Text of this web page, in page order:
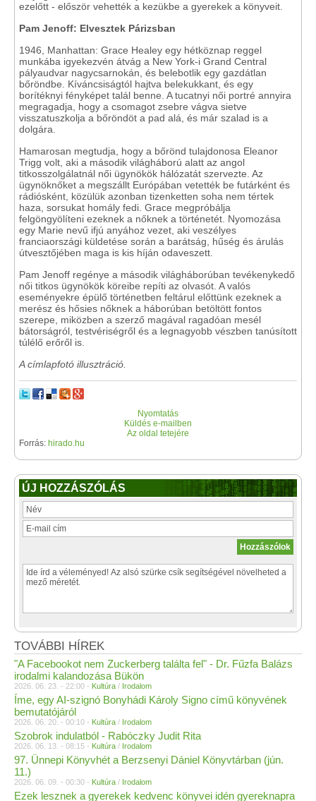
ezelőtt - először vehették a kezükbe a gyerekek a könyveit.
Pam Jenoff: Elvesztek Párizsban
1946, Manhattan: Grace Healey egy hétköznap reggel
munkába igyekezvén átvág a New York-i Grand Central
pályaudvar nagycsarnokán, és belebotlik egy gazdátlan
bőröndbe. Kíváncsiságtól hajtva belekukkant, és egy
borítéknyi fényképet talál benne. A tucatnyi női portré annyira
megragadja, hogy a csomagot zsebre vágva sietve
visszatuszkolja a bőröndöt a pad alá, és már szalad is a
dolgára.
Hamarosan megtudja, hogy a bőrönd tulajdonosa Eleanor
Trigg volt, aki a második világháború alatt az angol
titkosszolgálatnál női ügynökök hálózatát szervezte. Az
ügynöknőket a megszállt Európában vetették be futárként és
rádiósként, közülük azonban tizenketten soha nem tértek
haza, sorsukat homály fedi. Grace megpróbálja
felgöngyölíteni ezeknek a nőknek a történetét. Nyomozása
egy Marie nevű ifjú anyához vezet, aki veszélyes
franciaországi küldetése során a barátság, hűség és árulás
útvesztőjében maga is kis híján odaveszett.
Pam Jenoff regénye a második világháborúban tevékenykedő
női titkos ügynökök köreibe repíti az olvasót. A valós
eseményekre épülő történetben feltárul előttünk ezeknek a
merész és hősies nőknek a háborúban betöltött fontos
szerepe, miközben a szerző magával ragadóan mesél
bátorságról, testvériségről és a legnagyobb vészben tanúsított
túlélő erőről is.
A címlapfotó illusztráció.
Nyomtatás
Küldés e-mailben
Az oldal tetejére
Forrás: hirado.hu
ÚJ HOZZÁSZÓLÁS
TOVÁBBI HÍREK
"A Facebookot nem Zuckerberg találta fel" - Dr. Fűzfa Balázs
irodalmi kalandozása Bükön
2026. 06. 23. - 22:00 - Kultúra / Irodalom
Íme, egy AI-szignó Bonyhádi Károly Signo című könyvének
bemutatójáról
2026. 06. 20. - 00:10 - Kultúra / Irodalom
Szobrok indulatból - Rabóczky Judit Rita
2026. 06. 13. - 08:15 - Kultúra / Irodalom
97. Ünnepi Könyvhét a Berzsenyi Dániel Könyvtárban (jún.
11.)
2026. 06. 09. - 00:30 - Kultúra / Irodalom
Ezek lesznek a gyerekek kedvenc könyvei idén gyereknapra